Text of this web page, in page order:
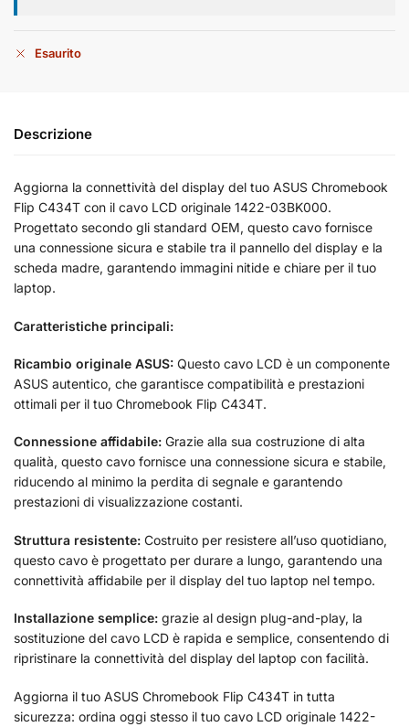
Esaurito
Descrizione
Aggiorna la connettività del display del tuo ASUS Chromebook
Flip C434T con il cavo LCD originale 1422-03BK000.
Progettato secondo gli standard OEM, questo cavo fornisce
una connessione sicura e stabile tra il pannello del display e la
scheda madre, garantendo immagini nitide e chiare per il tuo
laptop.
Caratteristiche principali:
Ricambio originale ASUS: Questo cavo LCD è un componente
ASUS autentico, che garantisce compatibilità e prestazioni
ottimali per il tuo Chromebook Flip C434T.
Connessione affidabile: Grazie alla sua costruzione di alta
qualità, questo cavo fornisce una connessione sicura e stabile,
riducendo al minimo la perdita di segnale e garantendo
prestazioni di visualizzazione costanti.
Struttura resistente: Costruito per resistere all’uso quotidiano,
questo cavo è progettato per durare a lungo, garantendo una
connettività affidabile per il display del tuo laptop nel tempo.
Installazione semplice: grazie al design plug-and-play, la
sostituzione del cavo LCD è rapida e semplice, consentendo di
ripristinare la connettività del display del laptop con facilità.
Aggiorna il tuo ASUS Chromebook Flip C434T in tutta
sicurezza: ordina oggi stesso il tuo cavo LCD originale 1422-